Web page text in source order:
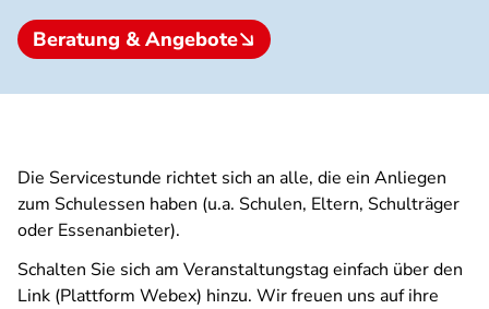
Beratung & Angebote
Die Servicestunde richtet sich an alle, die ein Anliegen
zum Schulessen haben (u.a. Schulen, Eltern, Schulträger
oder Essenanbieter).
Schalten Sie sich am Veranstaltungstag einfach über den
Link (Plattform Webex) hinzu. Wir freuen uns auf ihre